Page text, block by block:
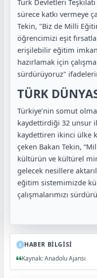
sürece katkı vermeye
Tekin, "Biz de Milli
öğrencimizi eşit
erişilebilir eğitim
hazırlamak için
sürdürüyoruz"
TÜRK
Türkiye’nin somut
kaydettirdiği 32 unsur
kaydettiren ikinci ülke
çeken Bakan Tekin,
kültürün ve kültürel
gelecek nesillere
eğitim sistemimizde
çalışmalarımızı
HABER BİLGİSİ
Kaynak: Anadolu Ajansı